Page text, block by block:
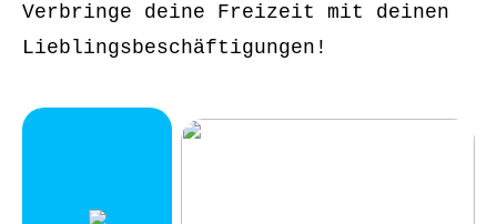
Verbringe deine Freizeit mit deinen
Lieblingsbeschäftigungen!